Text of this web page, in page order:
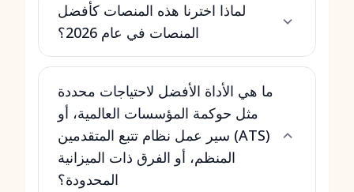
لماذا اخترنا هذه المنصات كأفضل
المنصات في عام 2026؟
ما هي الأداة الأفضل لاحتياجات محددة
مثل حوكمة المؤسسات العالمية، أو
سير عمل نظام تتبع المتقدمين (ATS)
المنظم، أو الفرق ذات الميزانية
المحدودة؟